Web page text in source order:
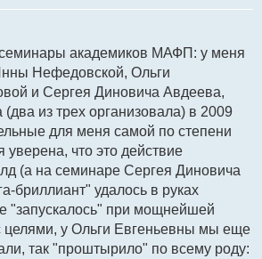
академиков МАФП: у меня
Нефедовской, Ольги
и Сергея Диновича Авдеева,
(два из трех организовала) в 2009
для меня самой по степени
уверена, что это действие
(а на семинаре Сергея Диновича
бриллиант" удалось в руках
"запускалось" при мощнейшей
целями, у Ольги Евгеньевны мы еще
так "проштырило" по всему роду: